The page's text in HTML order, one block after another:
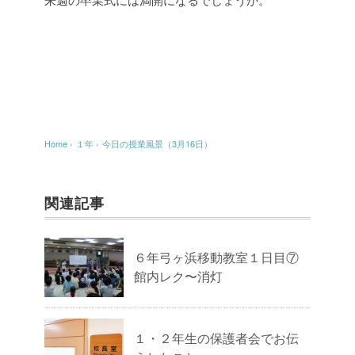
Home › １年 › 今日の授業風景（3月16日）
関連記事
６年弓ヶ浜移動教室１日目⑦
館内レク〜消灯
１・２年生の保護者会でお伝